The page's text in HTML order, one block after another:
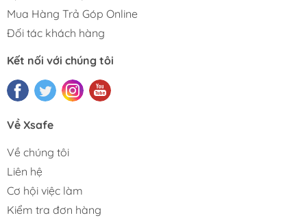
Mua Hàng Trả Góp Online
Đối tác khách hàng
Kết nối với chúng tôi
Về Xsafe
Về chúng tôi
Liên hệ
Cơ hội việc làm
Kiểm tra đơn hàng